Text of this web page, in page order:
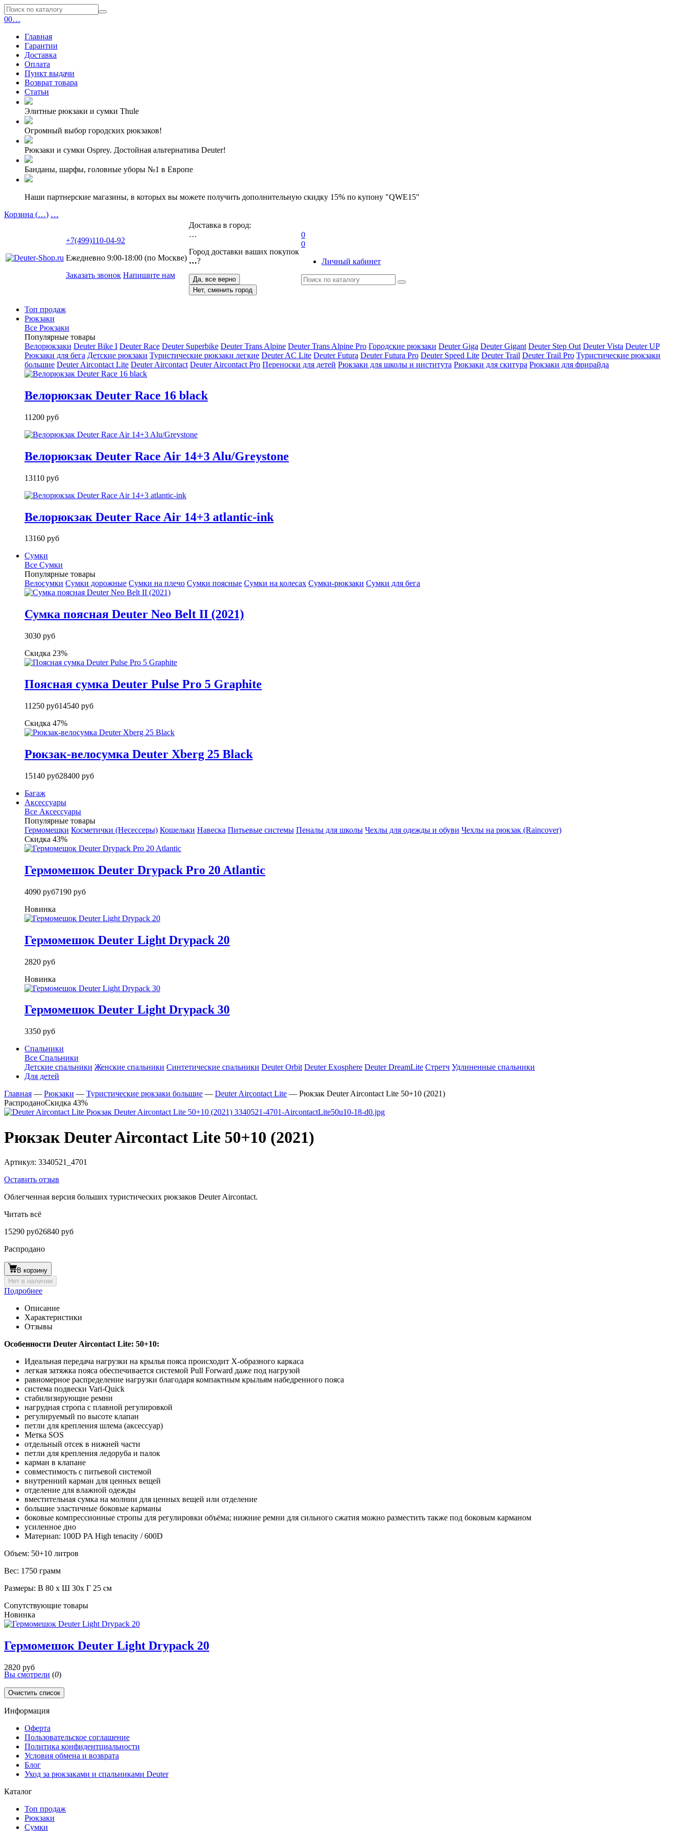
00…
Главная
Гарантии
Доставка
Оплата
Пункт выдачи
Возврат товара
Статьи
Элитные рюкзаки и сумки Thule
Огромный выбор городских рюкзаков!
Рюкзаки и сумки Osprey. Достойная альтернатива Deuter!
Банданы, шарфы, головные уборы №1 в Европе
Наши партнерские магазины, в которых вы можете получить дополнительную скидку 15% по купону "QWE15"
Корзина (…) …
+7(499)110-04-92
Ежедневно 9:00-18:00 (по Москве)
Заказать звонок Напишите нам
Доставка в город:
…
Город доставки ваших покупок
…?
Да, все верно
Нет, сменить город
0
0
Личный кабинет
Топ продаж
Рюкзаки
Все Рюкзаки
Популярные товары
Велорюкзаки Deuter Bike I Deuter Race Deuter Superbike Deuter Trans Alpine Deuter Trans Alpine Pro Городские рюкзаки Deuter Giga Deuter Gigant Deuter Step Out Deuter Vista Deuter UP
Рюкзаки для бега Детские рюкзаки Туристические рюкзаки легкие Deuter AС Lite Deuter Futura Deuter Futura Pro Deuter Speed Lite Deuter Trail Deuter Trail Pro Туристические рюкзаки
большие Deuter Aircontact Lite Deuter Aircontact Deuter Aircontact Pro Переноски для детей Рюкзаки для школы и института Рюкзаки для скитура Рюкзаки для фрирайда
Велорюкзак Deuter Race 16 black
11200 руб
Велорюкзак Deuter Race Air 14+3 Alu/Greystone
13110 руб
Велорюкзак Deuter Race Air 14+3 atlantic-ink
13160 руб
Сумки
Все Сумки
Популярные товары
Велосумки Сумки дорожные Сумки на плечо Сумки поясные Сумки на колесах Сумки-рюкзаки Сумки для бега
Сумка поясная Deuter Neo Belt II (2021)
3030 руб
Скидка 23%
Поясная сумка Deuter Pulse Pro 5 Graphite
11250 руб14540 руб
Скидка 47%
Рюкзак-велосумка Deuter Xberg 25 Black
15140 руб28400 руб
Багаж
Аксессуары
Все Аксессуары
Популярные товары
Гермомешки Косметички (Несессеры) Кошельки Навеска Питьевые системы Пеналы для школы Чехлы для одежды и обуви Чехлы на рюкзак (Raincover)
Скидка 43%
Гермомешок Deuter Drypack Pro 20 Atlantic
4090 руб7190 руб
Новинка
Гермомешок Deuter Light Drypack 20
2820 руб
Новинка
Гермомешок Deuter Light Drypack 30
3350 руб
Спальники
Все Спальники
Детские спальники Женские спальники Синтетические спальники Deuter Orbit Deuter Exosphere Deuter DreamLite Стретч Удлиненные спальники
Для детей
Главная — Рюкзаки — Туристические рюкзаки большие — Deuter Aircontact Lite — Рюкзак Deuter Aircontact Lite 50+10 (2021)
РаспроданоСкидка 43%
Рюкзак Deuter Aircontact Lite 50+10 (2021)
Артикул: 3340521_4701
Оставить отзыв
Облегченная версия больших туристических рюкзаков Deuter Aircontact.
Читать всё
15290 руб26840 руб
Распродано
В корзину
Нет в наличии
Подробнее
Описание
Характеристики
Отзывы
Особенности Deuter Aircontact Lite: 50+10:
Идеальная передача нагрузки на крылья пояса происходит X-образного каркаса
легкая затяжка пояса обеспечивается системой Pull Forward даже под нагрузой
равномерное распределение нагрузки благодаря компактным крыльям набедренного пояса
система подвески Vari-Quick
стабилизирующие ремни
нагрудная стропа с плавной регулировкой
регулируемый по высоте клапан
петли для крепления шлема (аксессуар)
Метка SOS
отдельный отсек в нижней части
петли для крепления ледоруба и палок
карман в клапане
совместимость с питьевой системой
внутренний карман для ценных вещей
отделение для влажной одежды
вместительная сумка на молнии для ценных вещей или отделение
большие эластичные боковые карманы
боковые компрессионные стропы для регулировки объёма; нижние ремни для сильного сжатия можно разместить также под боковым карманом
усиленное дно
Материаn: 100D PA High tenacity / 600D
Объем: 50+10 литров
Вес: 1750 грамм
Размеры: В 80 x Ш 30x Г 25 см
Сопутствующие товары
Новинка
Гермомешок Deuter Light Drypack 20
2820 руб
Вы смотрели (0)
Очистить список
Информация
Оферта
Пользовательское соглашение
Политика конфидентциальности
Условия обмена и возврата
Блог
Уход за рюкзаками и спальниками Deuter
Каталог
Топ продаж
Рюкзаки
Сумки